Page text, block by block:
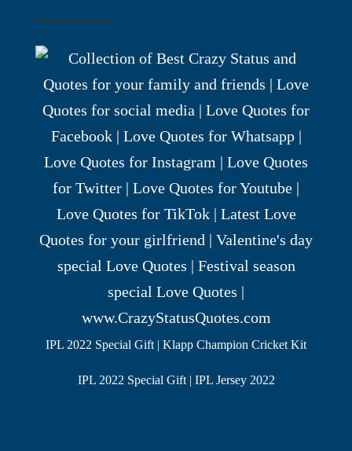
IPL 2022 Special Gift | Klapp Champion Cricket Kit
IPL 2022 Special Gift | IPL Jersey 2022